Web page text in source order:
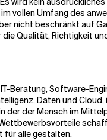
vollen Umfang des
nicht beschränkt auf
Qualität, Richtigkeit
Beratung, Software-
Daten und
der der Mensch im
für alle gestalten.